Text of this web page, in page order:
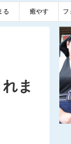
る 癒やす フ
ま